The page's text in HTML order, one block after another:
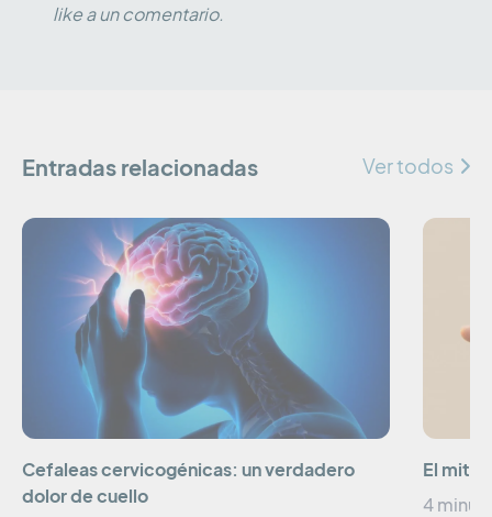
like a un comentario.
Entradas relacionadas Ver todos
Cefaleas cervicogénicas: un verdadero
dolor de cuello
El mito
4